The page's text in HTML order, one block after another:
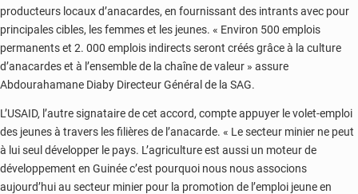
producteurs locaux d’anacardes, en fournissant des intrants avec pour
principales cibles, les femmes et les jeunes. « Environ 500 emplois
permanents et 2. 000 emplois indirects seront créés grâce à la culture
d’anacardes et à l’ensemble de la chaîne de valeur » assure
Abdourahamane Diaby Directeur Général de la SAG.
L’USAID, l’autre signataire de cet accord, compte appuyer le volet-emploi
des jeunes à travers les filières de l’anacarde. « Le secteur minier ne peut
à lui seul développer le pays. L’agriculture est aussi un moteur de
développement en Guinée c’est pourquoi nous nous associons
aujourd’hui au secteur minier pour la promotion de l’emploi jeune en